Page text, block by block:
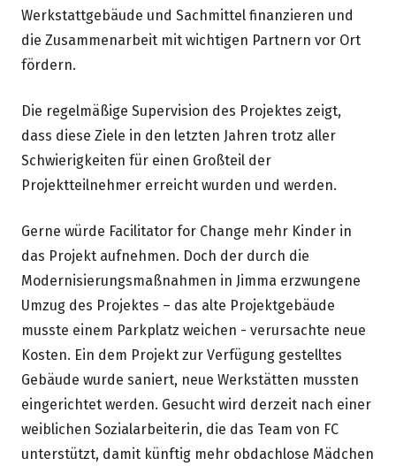
Werkstattgebäude und Sachmittel finanzieren und
die Zusammenarbeit mit wichtigen Partnern vor Ort
fördern.
Die regelmäßige Supervision des Projektes zeigt,
dass diese Ziele in den letzten Jahren trotz aller
Schwierigkeiten für einen Großteil der
Projektteilnehmer erreicht wurden und werden.
Gerne würde Facilitator for Change mehr Kinder in
das Projekt aufnehmen. Doch der durch die
Modernisierungsmaßnahmen in Jimma erzwungene
Umzug des Projektes – das alte Projektgebäude
musste einem Parkplatz weichen - verursachte neue
Kosten. Ein dem Projekt zur Verfügung gestelltes
Gebäude wurde saniert, neue Werkstätten mussten
eingerichtet werden. Gesucht wird derzeit nach einer
weiblichen Sozialarbeiterin, die das Team von FC
unterstützt, damit künftig mehr obdachlose Mädchen